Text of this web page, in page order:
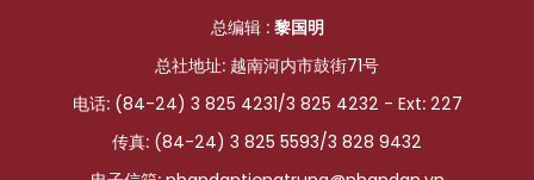
图库
视频
人民报社简介
总编辑 : 黎国明
总社地址: 越南河内市鼓街71号
电话: (84-24) 3 825 4231/3 825 4232 - Ext: 227
传真: (84-24) 3 825 5593/3 828 9432